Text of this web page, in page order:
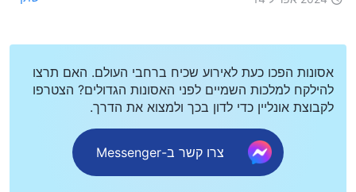
אסונות הפכו כעת לאירוע שכיח ברחבי העולם. האם תרצו
להילקח למלכות השמיים לפני האסונות הגדולים? הצטרפו
לקבוצת אונליין כדי לדון בכך ולמצוא את הדרך.
צרו קשר ב-Messenger